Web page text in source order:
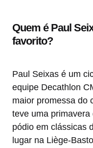
Quem é Paul
favorito?
Paul Seixas é um
equipe Decathlon
maior promessa do
teve uma
pódio em clássicas
lugar na Liège-